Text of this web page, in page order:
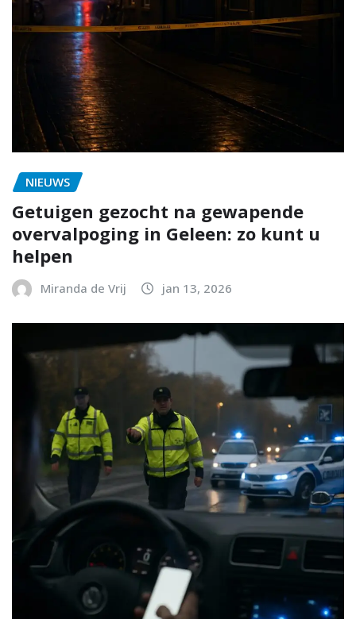
NIEUWS
Getuigen gezocht na gewapende
overvalpoging in Geleen: zo kunt u
helpen
Miranda de Vrij jan 13, 2026